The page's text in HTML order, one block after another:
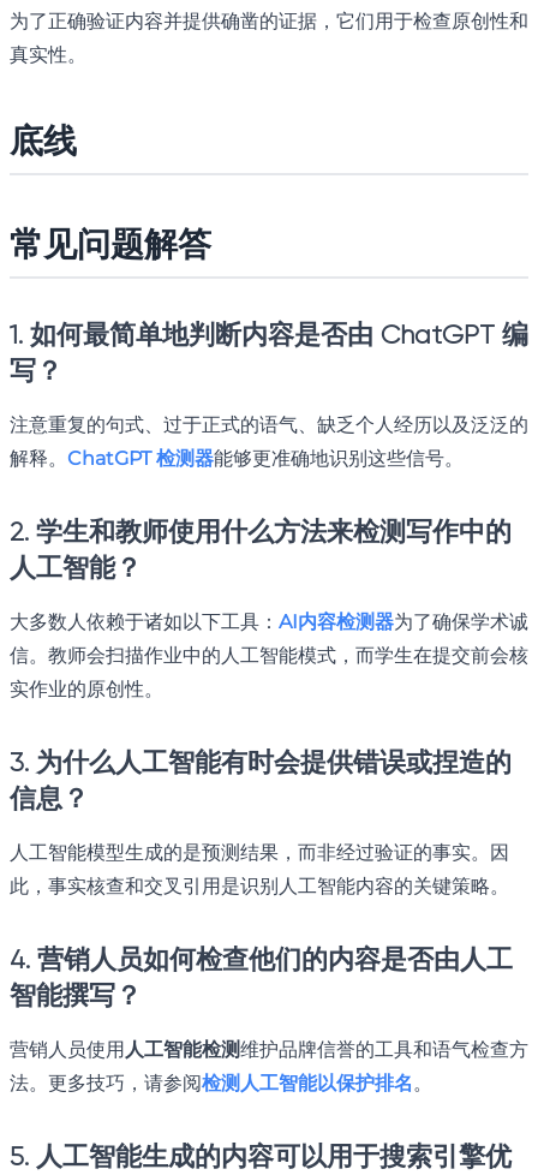
为了正确验证内容并提供确凿的证据，它们用于检查原创性和
真实性。
底线
常见问题解答
1. 如何最简单地判断内容是否由 ChatGPT 编
写？
注意重复的句式、过于正式的语气、缺乏个人经历以及泛泛的
解释。 ChatGPT 检测器能够更准确地识别这些信号。
2. 学生和教师使用什么方法来检测写作中的
人工智能？
大多数人依赖于诸如以下工具： AI内容检测器为了确保学术诚
信。教师会扫描作业中的人工智能模式，而学生在提交前会核
实作业的原创性。
3. 为什么人工智能有时会提供错误或捏造的
信息？
人工智能模型生成的是预测结果，而非经过验证的事实。因
此，事实核查和交叉引用是识别人工智能内容的关键策略。
4. 营销人员如何检查他们的内容是否由人工
智能撰写？
营销人员使用 人工智能检测维护品牌信誉的工具和语气检查方
法。更多技巧，请参阅检测人工智能以保护排名 。
5. 人工智能生成的内容可以用于搜索引擎优